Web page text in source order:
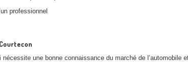
professionnel
une bonne connaissance du marché de